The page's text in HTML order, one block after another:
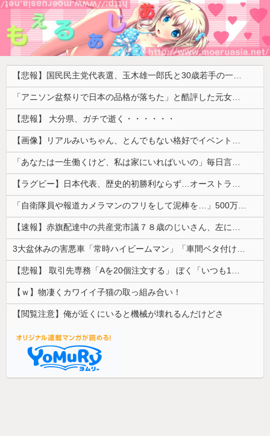
【悲報】国民民主党代表選、玉木雄一郎氏と30歳若手の一騎打ちへ → 榛葉幹事長の不出馬にネットで疑問噴出 ｗｗｗｗｗｗｗｗｗｗｗｗｗｗｗ
「アニソン盆祭りで日本の品格が落ちた」と酷評した元女優、「あんたが品格を語るのかよ！」と総ツッコミを食らってしまい……
【悲報】 大分県、ガチで逝く・・・・・・
【画像】リアルみいちゃん、とんでもない格好でイベント出演するwwwwwwwwww
「あなたは一生働くけど、私は家にいればいいの」毎日言われた20歳がついに返した一言…
【ラグビー】日本代表、歴史的初勝利ならず…オーストラリアに逆転負け ８戦全敗
「自衛隊員や報道カメラマンのフリをして泥棒を…」500万円分の預金通帳を盗まれた高齢女性が明かす被害！
【速報】赤旗配達中の共産党市議７８歳のじいさん、左に寄りすぎたか車で民家当て逃げ
3大盆休みの害悪車「常時ハイビームマン」「車間ベタ付けマン」「法定速度絶対遵守マン」
【悲報】 取引先専務「Aを20個注文する」 ぼく「いつも1～2個しか使わないけど本当に20であってる？」 取専「あってる」→結果『こう』なったんだが...
【ｗ】物凄くカワイイ子猫の取っ組み合い！
【閲覧注意】俺が近くにいると機械が壊れるんだけどさ